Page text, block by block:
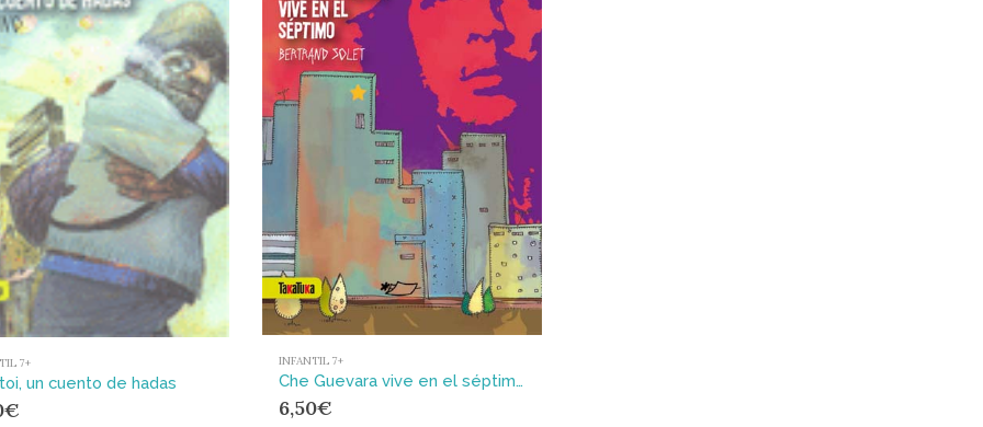
7+
un cuento de hadas
€
INFANTIL 7+
Che Guevara vive en el séptimo
6,50€